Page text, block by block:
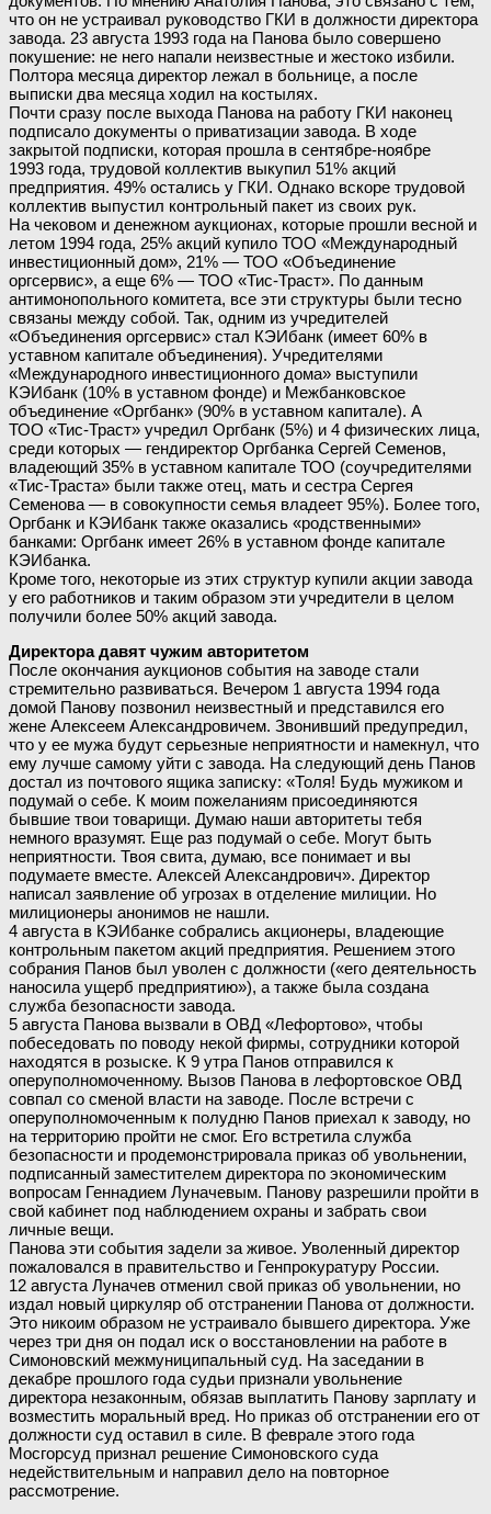
что он не устраивал руководство ГКИ в должности директора
завода. 23 августа 1993 года на Панова было совершено
покушение: не него напали неизвестные и жестоко избили.
Полтора месяца директор лежал в больнице, а после
выписки два месяца ходил на костылях.
Почти сразу после выхода Панова на работу ГКИ наконец
подписало документы о приватизации завода. В ходе
закрытой подписки, которая прошла в сентябре-ноябре
1993 года, трудовой коллектив выкупил 51% акций
предприятия. 49% остались у ГКИ. Однако вскоре трудовой
коллектив выпустил контрольный пакет из своих рук.
На чековом и денежном аукционах, которые прошли весной и
летом 1994 года, 25% акций купило ТОО «Международный
инвестиционный дом», 21% — ТОО «Объединение
оргсервис», а еще 6% — ТОО «Тис-Траст». По данным
антимонопольного комитета, все эти структуры были тесно
связаны между собой. Так, одним из учредителей
«Объединения оргсервис» стал КЭИбанк (имеет 60% в
уставном капитале объединения). Учредителями
«Международного инвестиционного дома» выступили
КЭИбанк (10% в уставном фонде) и Межбанковское
объединение «Оргбанк» (90% в уставном капитале). А
ТОО «Тис-Траст» учредил Оргбанк (5%) и 4 физических лица,
среди которых — гендиректор Оргбанка Сергей Семенов,
владеющий 35% в уставном капитале ТОО (соучредителями
«Тис-Траста» были также отец, мать и сестра Сергея
Семенова — в совокупности семья владеет 95%). Более того,
Оргбанк и КЭИбанк также оказались «родственными»
банками: Оргбанк имеет 26% в уставном фонде капитале
КЭИбанка.
Кроме того, некоторые из этих структур купили акции завода
у его работников и таким образом эти учредители в целом
получили более 50% акций завода.
Директора давят чужим авторитетом
После окончания аукционов события на заводе стали
стремительно развиваться. Вечером 1 августа 1994 года
домой Панову позвонил неизвестный и представился его
жене Алексеем Александровичем. Звонивший предупредил,
что у ее мужа будут серьезные неприятности и намекнул, что
ему лучше самому уйти с завода. На следующий день Панов
достал из почтового ящика записку: «Толя! Будь мужиком и
подумай о себе. К моим пожеланиям присоединяются
бывшие твои товарищи. Думаю наши авторитеты тебя
немного вразумят. Еще раз подумай о себе. Могут быть
неприятности. Твоя свита, думаю, все понимает и вы
подумаете вместе. Алексей Александрович». Директор
написал заявление об угрозах в отделение милиции. Но
милиционеры анонимов не нашли.
4 августа в КЭИбанке собрались акционеры, владеющие
контрольным пакетом акций предприятия. Решением этого
собрания Панов был уволен с должности («его деятельность
наносила ущерб предприятию»), а также была создана
служба безопасности завода.
5 августа Панова вызвали в ОВД «Лефортово», чтобы
побеседовать по поводу некой фирмы, сотрудники которой
находятся в розыске. К 9 утра Панов отправился к
оперуполномоченному. Вызов Панова в лефортовское ОВД
совпал со сменой власти на заводе. После встречи с
оперуполномоченным к полудню Панов приехал к заводу, но
на территорию пройти не смог. Его встретила служба
безопасности и продемонстрировала приказ об увольнении,
подписанный заместителем директора по экономическим
вопросам Геннадием Луначевым. Панову разрешили пройти в
свой кабинет под наблюдением охраны и забрать свои
личные вещи.
Панова эти события задели за живое. Уволенный директор
пожаловался в правительство и Генпрокуратуру России.
12 августа Луначев отменил свой приказ об увольнении, но
издал новый циркуляр об отстранении Панова от должности.
Это никоим образом не устраивало бывшего директора. Уже
через три дня он подал иск о восстановлении на работе в
Симоновский межмуниципальный суд. На заседании в
декабре прошлого года судьи признали увольнение
директора незаконным, обязав выплатить Панову зарплату и
возместить моральный вред. Но приказ об отстранении его от
должности суд оставил в силе. В феврале этого года
Мосгорсуд признал решение Симоновского суда
недействительным и направил дело на повторное
рассмотрение.